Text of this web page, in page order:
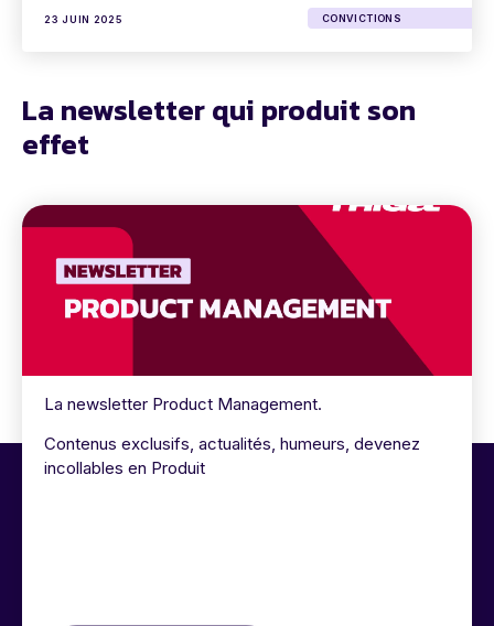
23 JUIN 2025 CONVICTIONS
La newsletter qui produit son
effet
La newsletter Product Management.
Contenus exclusifs, actualités, humeurs, devenez
incollables en Produit